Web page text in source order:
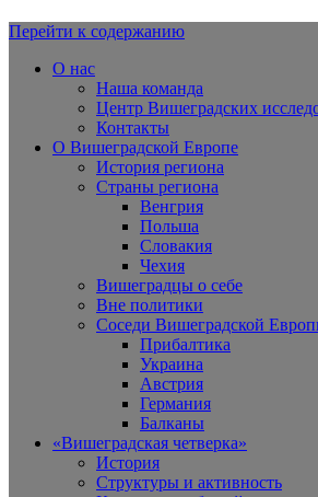
Вишеградская
Перейти к содержанию
О нас
Наша команда
Центр Вишеградских
Контакты
О Вишеградской Европе
История региона
Страны региона
Венгрия
Польша
Словакия
Чехия
Вишеградцы о себе
Вне политики
Соседи Вишеградской
Прибалтика
Украина
Австрия
Германия
Балканы
«Вишеградская четверка»
История
Структуры и активность